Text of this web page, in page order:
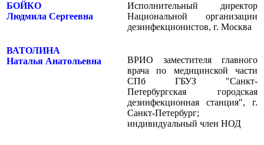
БОЙКО
Людмила Сергеевна
Исполнительный директор
Национальной организации
дезинфекционистов, г. Москва
ВАТОЛИНА
Наталья Анатольевна
ВРИО заместителя главного
врача по медицинской части
СПб ГБУЗ "Санкт-
Петербургская городская
дезинфекционная станция", г.
Санкт-Петербург;
индивидуальный член НОД